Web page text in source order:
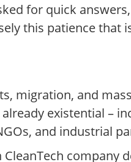
for quick
this patience that
migration, and
existential –
and industrial
company